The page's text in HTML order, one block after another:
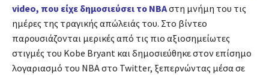
video, που είχε δημοσιεύσει το NBAστη μνήμη του τις
ημέρες της τραγικής απώλειάς του. Στο βίντεο
παρουσιάζονται μερικές από τις πιο αξιοσημείωτες
στιγμές του Kobe Bryant και δημοσιεύθηκε στον επίσημο
λογαριασμό του NBA στο Twitter, ξεπερνώντας μέσα σε